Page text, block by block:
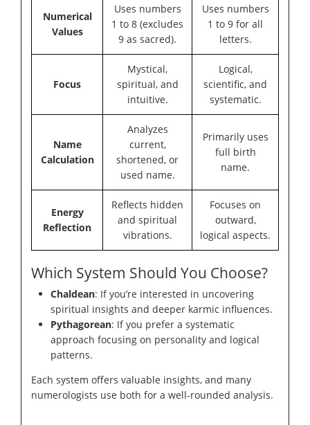
Numerical
Values
Uses numbers
1 to 8 (excludes
9 as sacred).
Uses numbers
1 to 9 for all
letters.
Focus
Mystical,
spiritual, and
intuitive.
Logical,
scientific, and
systematic.
Name
Calculation
Analyzes
current,
shortened, or
used name.
Primarily uses
full birth
name.
Energy
Reflection
Reflects hidden
and spiritual
vibrations.
Focuses on
outward,
logical aspects.
Which System Should You Choose?
Chaldean: If you’re interested in uncovering
spiritual insights and deeper karmic influences.
Pythagorean: If you prefer a systematic
approach focusing on personality and logical
patterns.
Each system offers valuable insights, and many
numerologists use both for a well-rounded analysis.